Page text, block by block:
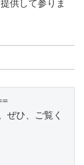
供して参りま
ぜひ、ご覧く